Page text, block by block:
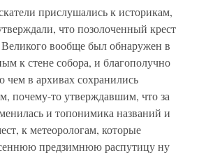
прислушались к историкам,
что позолоченный крест
вообще был обнаружен в
к стене собора, и благополучно
чем в архивах сохранились
почему-то утверждавшим, что за
и топонимика названий и
к метеорологам, которые
предзимнюю распутицу ну